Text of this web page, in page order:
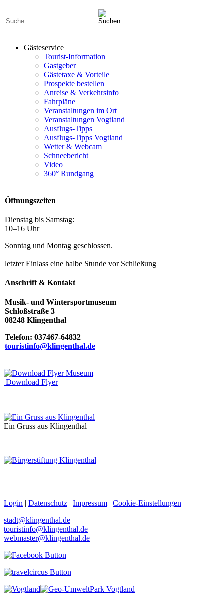
Gästeservice
Tourist-Information
Gastgeber
Gästetaxe & Vorteile
Prospekte bestellen
Anreise & Verkehrsinfo
Fahrpläne
Veranstaltungen im Ort
Veranstaltungen Vogtland
Ausflugs-Tipps
Ausflugs-Tipps Vogtland
Wetter & Webcam
Schneebericht
Video
360° Rundgang
Öffnungszeiten
Dienstag bis Samstag:
10–16 Uhr
Sonntag und Montag geschlossen.
letzter Einlass eine halbe Stunde vor Schließung
Anschrift & Kontakt
Musik- und Wintersportmuseum
Schloßstraße 3
08248 Klingenthal
Telefon: 037467-64832
touristinfo@klingenthal.de
Download Flyer
Ein Gruss aus Klingenthal
Login | Datenschutz | Impressum | Cookie-Einstellungen
stadt@klingenthal.de
touristinfo@klingenthal.de
webmaster@klingenthal.de